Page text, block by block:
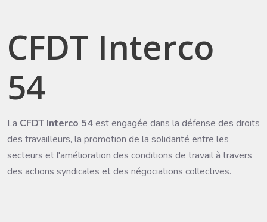
CFDT Interco
54
La CFDT Interco 54est engagée dans la défense des droits
des travailleurs, la promotion de la solidarité entre les
secteurs et l'amélioration des conditions de travail à travers
des actions syndicales et des négociations collectives.